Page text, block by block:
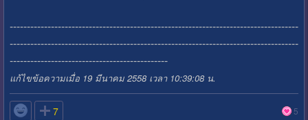
------------------------------------------------------------------------------------
------------------------------------------------------------------------------------
----------------------------------------------
แก้ไขข้อความเมื่อ 19 มีนาคม 2558 เวลา 10:39:08 น.
 7 5